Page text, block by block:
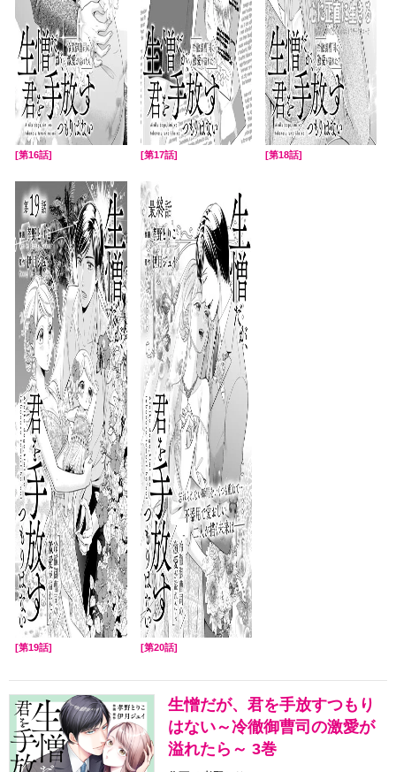
[第16話] [第17話] [第18話]
[第19話] [第20話]
生憎だが、君を手放すつもり
はない～冷徹御曹司の激愛が
溢れたら～ 3巻